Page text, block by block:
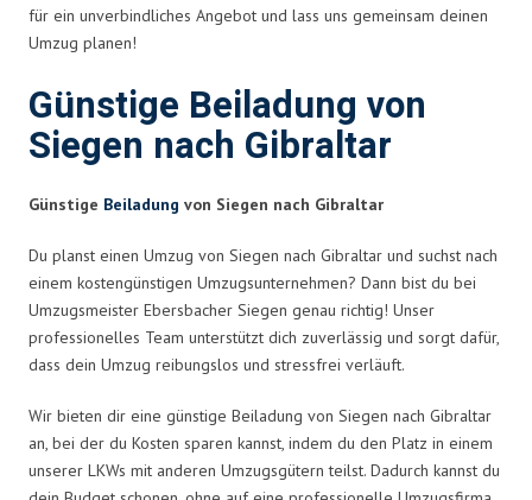
für ein unverbindliches Angebot und lass uns gemeinsam deinen
Umzug planen!
Günstige Beiladung von
Siegen nach Gibraltar
Günstige Beiladung von Siegen nach Gibraltar
Du planst einen Umzug von Siegen nach Gibraltar und suchst nach
einem kostengünstigen Umzugsunternehmen? Dann bist du bei
Umzugsmeister Ebersbacher Siegen genau richtig! Unser
professionelles Team unterstützt dich zuverlässig und sorgt dafür,
dass dein Umzug reibungslos und stressfrei verläuft.
Wir bieten dir eine günstige Beiladung von Siegen nach Gibraltar
an, bei der du Kosten sparen kannst, indem du den Platz in einem
unserer LKWs mit anderen Umzugsgütern teilst. Dadurch kannst du